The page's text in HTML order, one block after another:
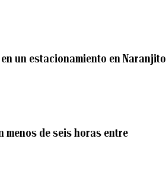
un estacionamiento en Naranjito
menos de seis horas entre